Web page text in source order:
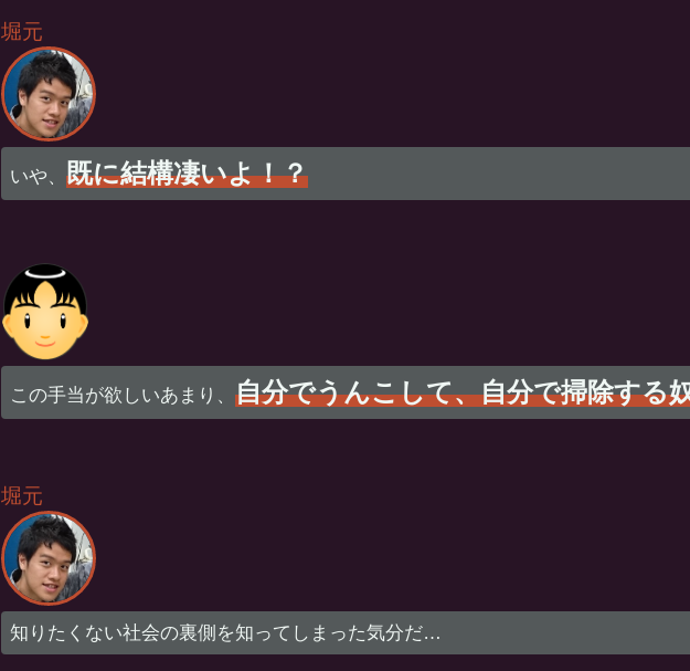
堀元
いや、 既に結構凄いよ！？
この手当が欲しいあまり、 自分でうんこして、自分で掃除する
堀元
知りたくない社会の裏側を知ってしまった気分だ…